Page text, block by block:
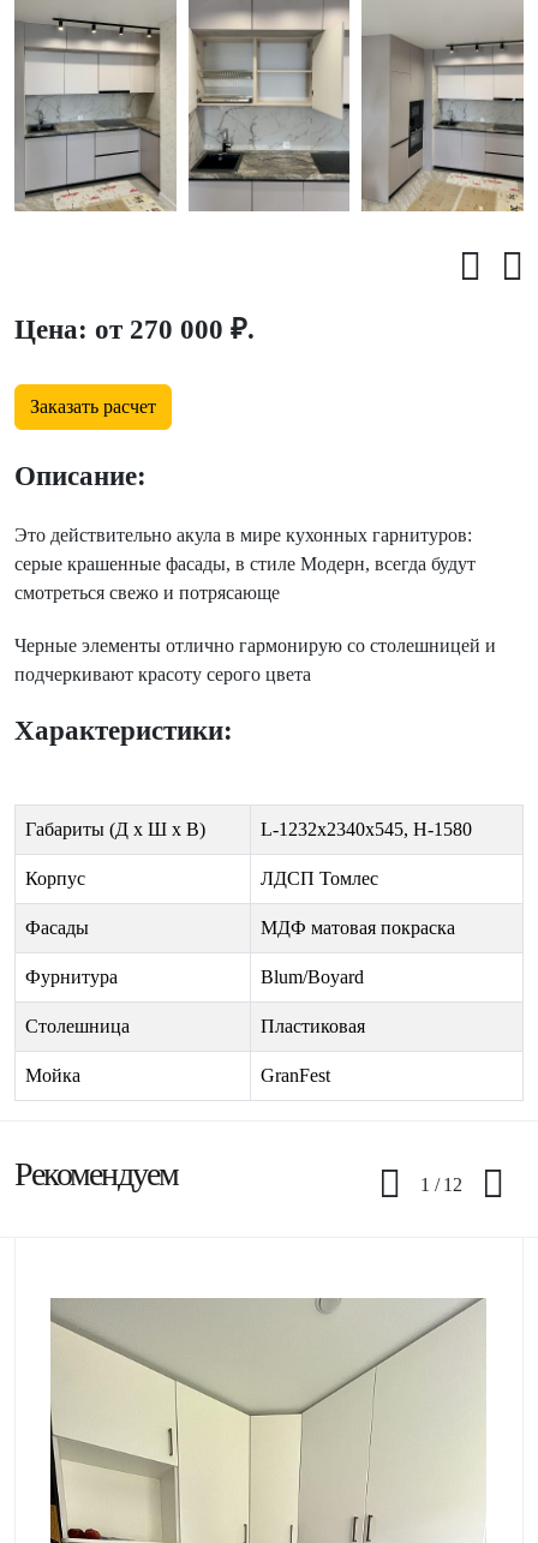
Цена: от 270 000 ₽.
Заказать расчет
Описание:
Это действительно акула в мире кухонных гарнитуров:
серые крашенные фасады, в стиле Модерн, всегда будут
смотреться свежо и потрясающе
Черные элементы отлично гармонирую со столешницей и
подчеркивают красоту серого цвета
Характеристики:
Габариты (Д х Ш х В) L-1232х2340х545, H-1580
Корпус ЛДСП Томлес
Фасады МДФ матовая покраска
Фурнитура Blum/Boyard
Столешница Пластиковая
Мойка GranFest
Рекомендуем